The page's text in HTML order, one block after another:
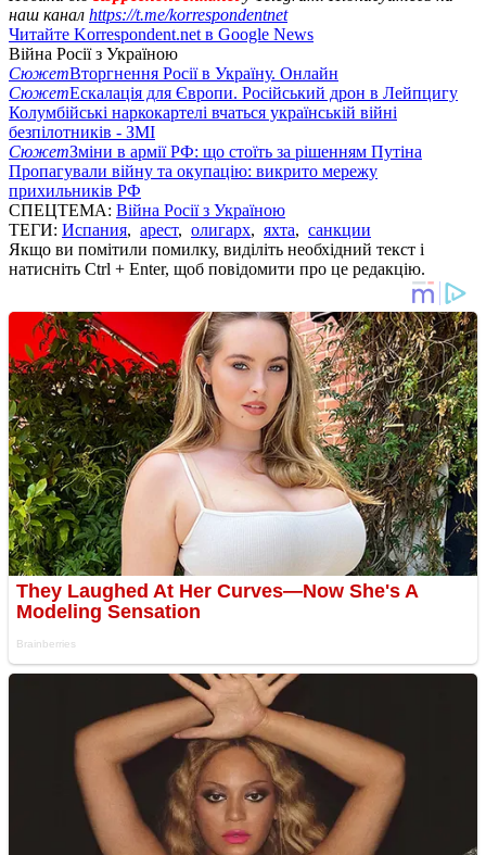
наш канал https://t.me/korrespondentnet
Читайте Korrespondent.net в Google News
Війна Росії з Україною
СюжетВторгнення Росії в Україну. Онлайн
СюжетЕскалація для Європи. Російський дрон в Лейпцигу
Колумбійські наркокартелі вчаться українській війні
безпілотників - ЗМІ
СюжетЗміни в армії РФ: що стоїть за рішенням Путіна
Пропагували війну та окупацію: викрито мережу
прихильників РФ
СПЕЦТЕМА: Війна Росії з Україною
ТЕГИ: Испания, арест, олигарх, яхта, санкции
Якщо ви помітили помилку, виділіть необхідний текст і
натисніть Ctrl + Enter, щоб повідомити про це редакцію.